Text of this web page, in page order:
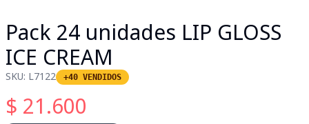
Pack 24 unidades LIP GLOSS
ICE CREAM
SKU: L7122 +40 VENDIDOS
$ 21.600